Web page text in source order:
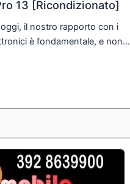
13 [Ricondizionato]
il nostro rapporto con i
è fondamentale, e non…